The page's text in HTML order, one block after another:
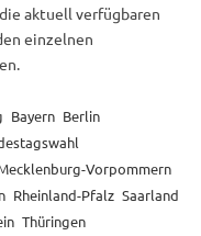
aktuell verfügbaren
einzelnen
Bayern Berlin
Vorpommern
Rheinland-Pfalz Saarland
Thüringen